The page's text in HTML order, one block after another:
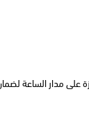
مدار الساعة